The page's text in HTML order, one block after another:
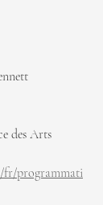
des Arts
fr/programmati